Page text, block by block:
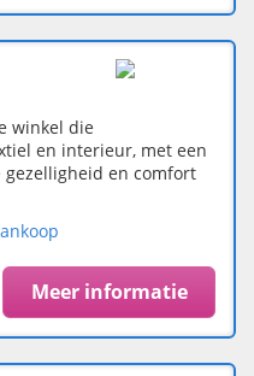
winkel die
en interieur, met een
en comfort
Meer informatie